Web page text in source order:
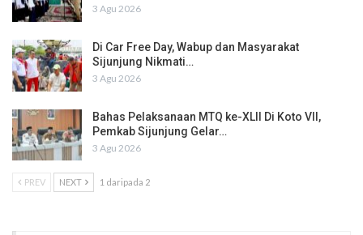
3 Agu 2026
Di Car Free Day, Wabup dan Masyarakat
Sijunjung Nikmati…
3 Agu 2026
Bahas Pelaksanaan MTQ ke-XLII Di Koto VII,
Pemkab Sijunjung Gelar…
3 Agu 2026
PREV NEXT 1 daripada 2